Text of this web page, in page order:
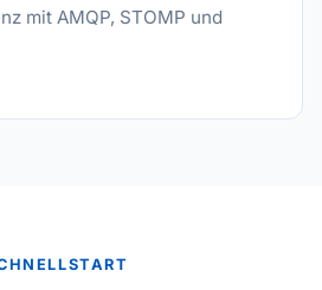
mit AMQP, STOMP und